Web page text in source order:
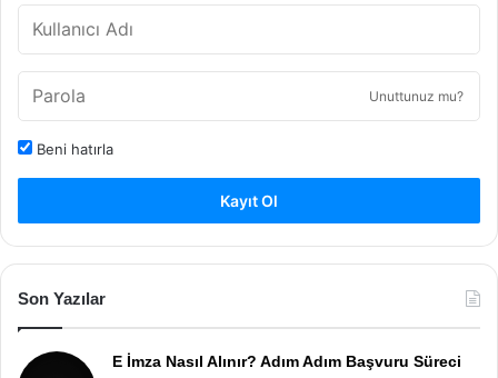
Unuttunuz mu?
Beni hatırla
Kayıt Ol
Son Yazılar
E İmza Nasıl Alınır? Adım Adım Başvuru Süreci